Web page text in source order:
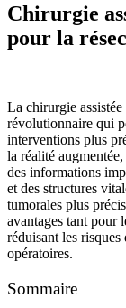
Chirurgie
pour la
La chirurgie
révolutionnaire qui
interventions plus
la réalité
des informations
et des structures
tumorales plus
avantages tant pour
réduisant les risques
opératoires.
Sommaire